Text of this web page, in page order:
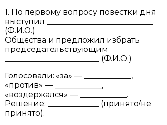
1. По первому вопросу повестки дня
выступил ___________________________
(Ф.И.О.)
Общества и предложил избрать
председательствующим
________________________ (Ф.И.О.)
Голосовали: «за» — ____________,
«против» — ____________,
«воздержался» — ____________.
Решение: _____________ (принято/не
принято).